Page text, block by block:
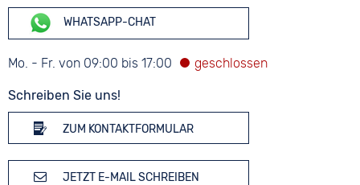
WHATSAPP-CHAT
Mo. - Fr. von 09:00 bis 17:00
Schreiben Sie uns!
ZUM KONTAKTFORMULAR
JETZT E-MAIL SCHREIBEN